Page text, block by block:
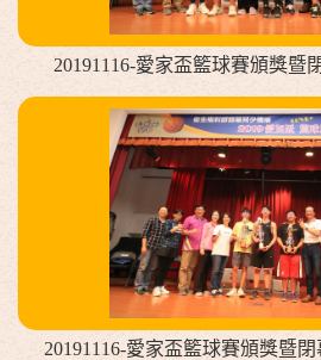
20191116-愛家盃籃球賽頒獎暨
20191116-愛家盃籃球賽頒獎暨閉